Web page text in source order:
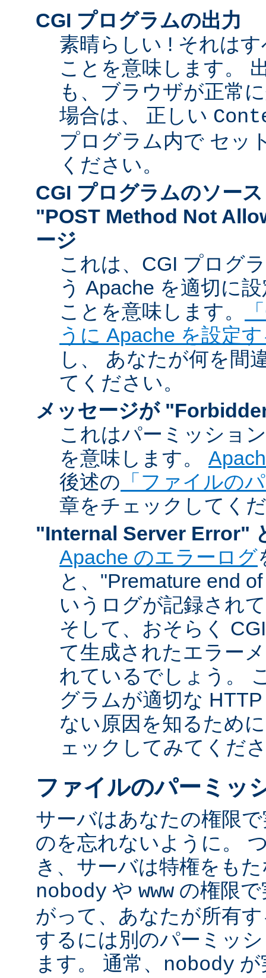
CGI プログラムの出力
素晴らしい ! それは
ことを意味します。
も、ブラウザが正常
場合は、 正しい
プログラム内で セッ
ください。
CGI プログラムのソー
"POST Method Not
ージ
これは、CGI プログ
う Apache を適切に
ことを意味します。
うに Apache を設定
し、 あなたが何を間
てください。
メッセージが
これはパーミッショ
を意味します。
後述の 「ファイルの
章をチェックしてく
"Internal Server Error"
Apache のエラーログ
と、"Premature end
いうログが記録され
そして、おそらく
て生成されたエラー
れているでしょう。
グラムが適切な
ない原因を知るため
ェックしてみてくだ
ファイルのパーミッ
サーバはあなたの権限
のを忘れないように。
き、サーバは特権をも
nobody や www の権限
がって、あなたが所有
するには別のパーミッ
ます。 通常、 nobody が